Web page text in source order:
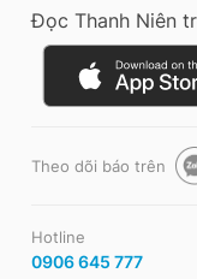
Đọc Thanh Niên
Theo dõi báo trên
Hotline
0906 645 777